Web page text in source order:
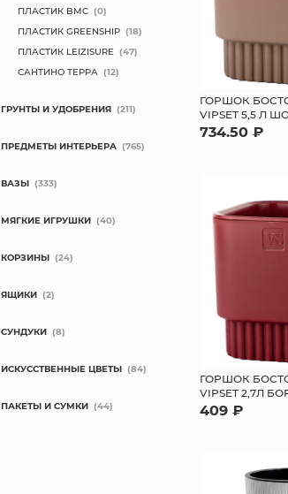
ГОРШОК
VIPSET 5,5 Л
734.50 ₽
ГОРШОК
VIPSET 2,7Л
409 ₽
ПЛАСТИК BMC (0)
ПЛАСТИК GREENSHIP (18)
ПЛАСТИК LEIZISURE (47)
САНТИНО ТЕРРА (12)
ГРУНТЫ И УДОБРЕНИЯ (211)
ПРЕДМЕТЫ ИНТЕРЬЕРА (765)
ВАЗЫ (333)
МЯГКИЕ ИГРУШКИ (40)
КОРЗИНЫ (24)
ЯЩИКИ (2)
СУНДУКИ (8)
ИСКУССТВЕННЫЕ ЦВЕТЫ (84)
ПАКЕТЫ И СУМКИ (44)